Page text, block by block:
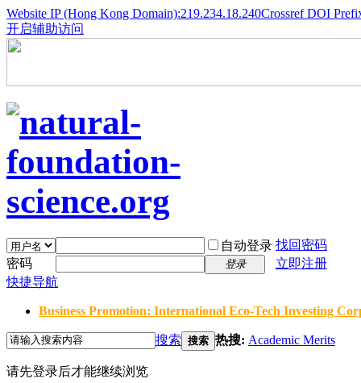
Website IP (Hong Kong Domain):219.234.18.240Crossref DOI
开启辅助访问
自动登录 找回密码
密码
登录
立即注册
快捷导航
Business Promotion: International Eco-Tech Investing
搜索 搜索 热搜: Academic Merits
请先登录后才能继续浏览